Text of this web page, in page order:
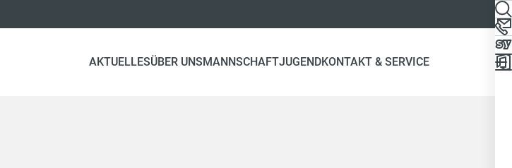
AKTUELLESÜBER UNSMANNSCHAFTJUGENDKONTAKT & SERVICE